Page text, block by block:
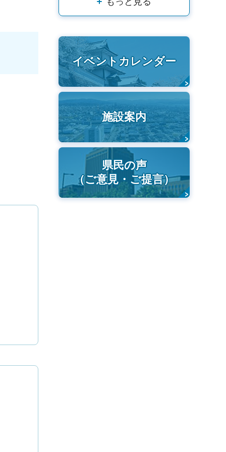
イベントカレンダー
施設案内
県民の声
（ご意見・ご提言）